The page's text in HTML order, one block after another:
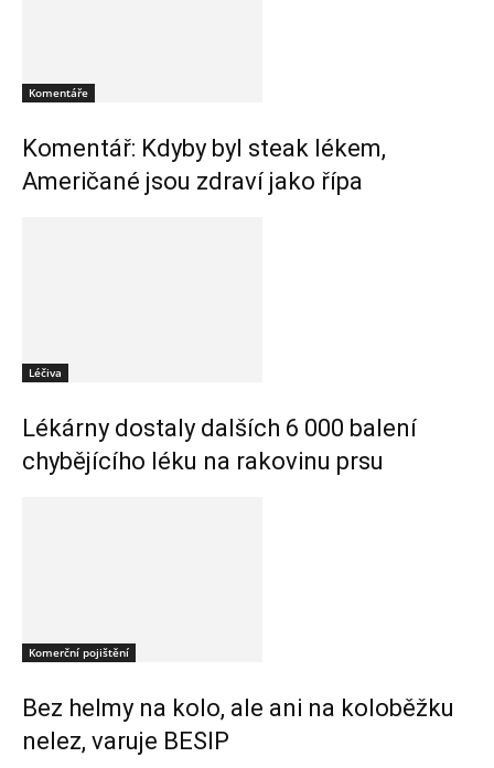
Komentáře
Komentář: Kdyby byl steak lékem,
Američané jsou zdraví jako řípa
Léčiva
Lékárny dostaly dalších 6 000 balení
chybějícího léku na rakovinu prsu
Komerční pojištění
Bez helmy na kolo, ale ani na koloběžku
nelez, varuje BESIP